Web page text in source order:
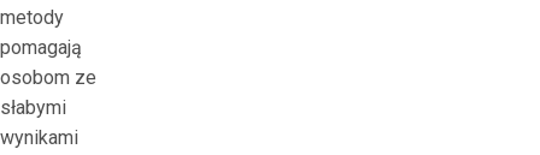
metody
pomagają
osobom ze
słabymi
wynikami